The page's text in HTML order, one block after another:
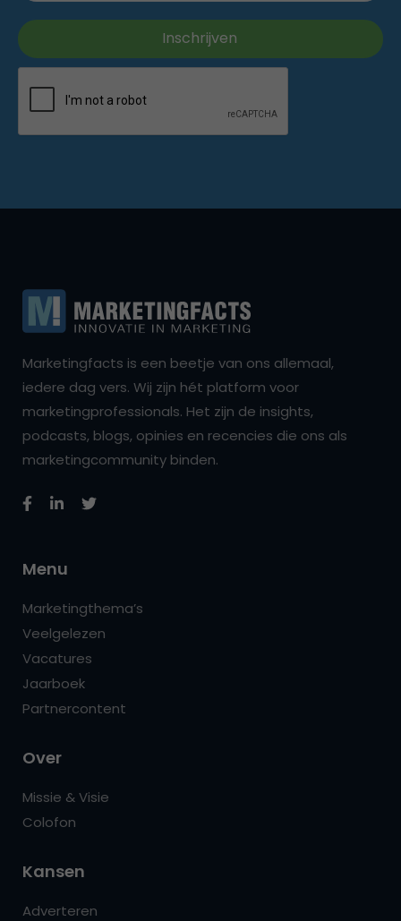
Marketingfacts is een beetje van ons allemaal,
iedere dag vers. Wij zijn hét platform voor
marketingprofessionals. Het zijn de insights,
podcasts, blogs, opinies en recencies die ons als
marketingcommunity binden.
Menu
Marketingthema’s
Veelgelezen
Vacatures
Jaarboek
Partnercontent
Over
Missie & Visie
Colofon
Kansen
Adverteren